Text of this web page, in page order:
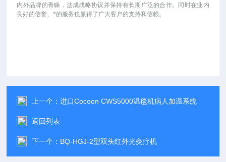
内外品牌的青睐，达成战略协议并保持有长期广泛的合作。同时在业内
良好的信誉、*的服务也赢得了广大客户的支持和信赖。
上一个：进口Cocoon CWS5000温毯机病人加温系统
返回列表
下一个： BQ-HGJ-2型双头红外光灸疗机